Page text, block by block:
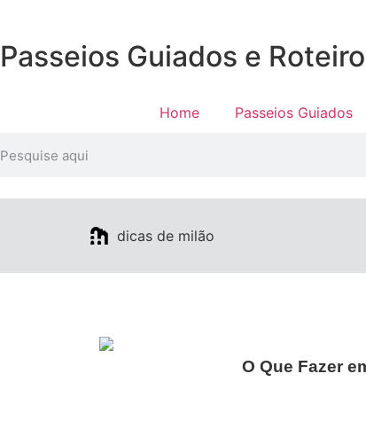
Passeios Guiados e
Home Passeios Guiados
dicas de milão
O Que Fazer